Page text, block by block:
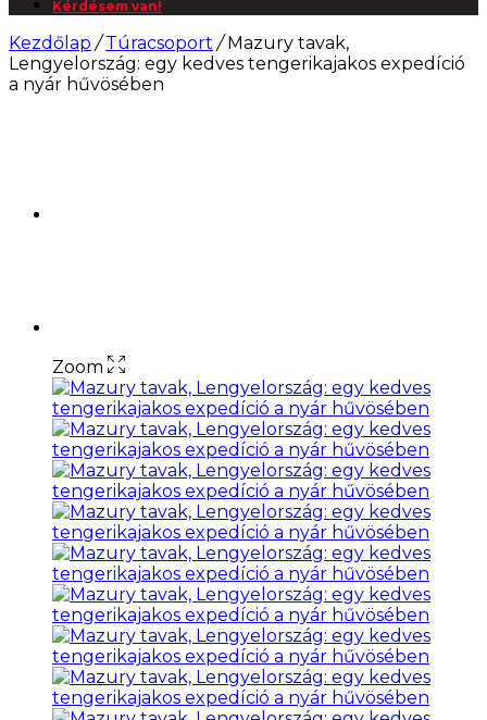
Kérdésem van!
Kezdőlap / Túracsoport /Mazury tavak,
Lengyelország: egy kedves tengerikajakos expedíció
a nyár hűvösében
Zoom